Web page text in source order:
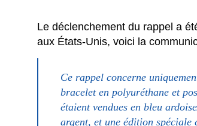
Le déclenchement du rappel a
aux États-Unis, voici la
Ce rappel concerne
bracelet en polyuréthane et
étaient vendues en bleu
argent, et une édition spéciale